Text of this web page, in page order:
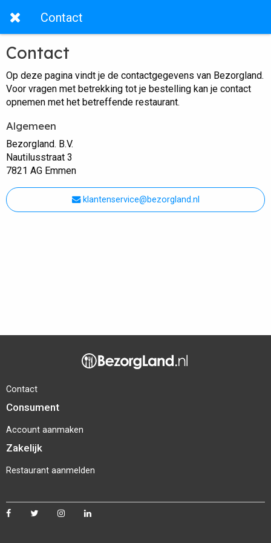
Contact
Contact
Op deze pagina vindt je de contactgegevens van Bezorgland.
Voor vragen met betrekking tot je bestelling kan je contact
opnemen met het betreffende restaurant.
Algemeen
Bezorgland. B.V.
Nautilusstraat 3
7821 AG Emmen
klantenservice@bezorgland.nl
Contact
Consument
Account aanmaken
Zakelijk
Restaurant aanmelden